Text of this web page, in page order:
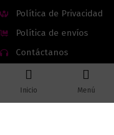
Política de Privacidad
Política de envíos
Contáctanos
Todos los derechos
Inicio Menú